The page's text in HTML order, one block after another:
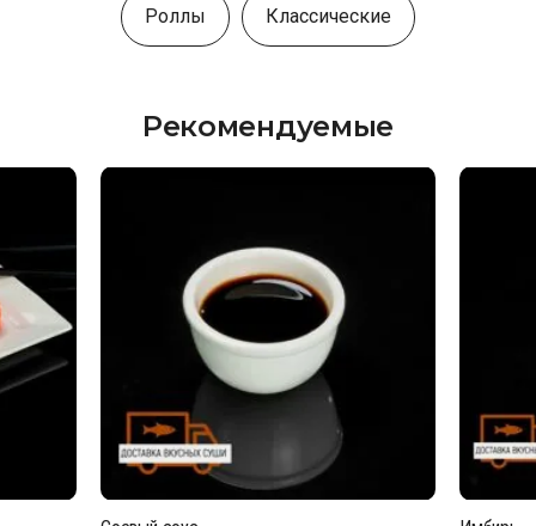
Роллы Классические
Рекомендуемые